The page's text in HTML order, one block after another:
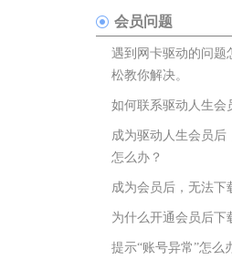
会员问题
遇到网卡驱动的问题
松教你解决。
如何联系驱动人生会
成为驱动人生会员后
怎么办？
成为会员后，无法下
为什么开通会员后下
提示“账号异常”怎么